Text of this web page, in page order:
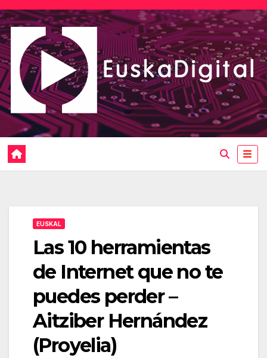
Saltar
al
contenido
EUSKAL
Las 10 herramientas
de Internet que no te
puedes perder –
Aitziber Hernández
(Proyelia)